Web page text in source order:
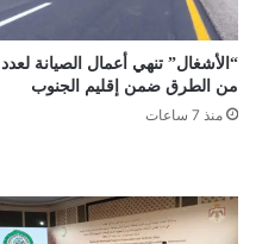
“الأشغال” تنهي أعمال الصيانة لعدد
من الطرق ضمن إقليم الجنوب
منذ 7 ساعات